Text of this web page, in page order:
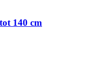
140 cm